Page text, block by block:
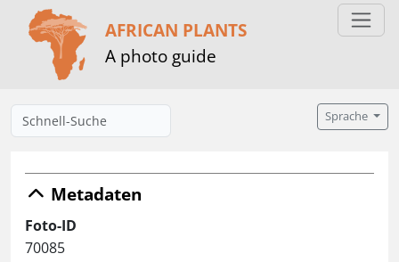
AFRICAN PLANTS
A photo guide
Sprache
Metadaten
Foto-ID
70085